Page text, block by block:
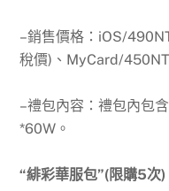
–銷售價格：iOS/
稅價)、MyCard/
–禮包內容：禮包內包
*60W。
“緋彩華服包”(限購5次)